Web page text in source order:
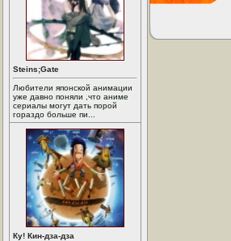
Steins;Gate
Любители японской анимации
уже давно поняли ,что аниме
сериалы могут дать порой
гораздо больше пи...
Ку! Кин-дза-дза